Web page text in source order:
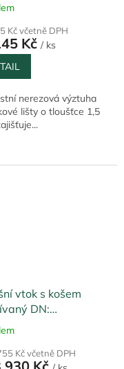
poklop
Kč včetně DPH
Kč / ks
nerezová výztuha
lišty o tloušťce 1,5
vtok s košem
DN:
Kč včetně DPH